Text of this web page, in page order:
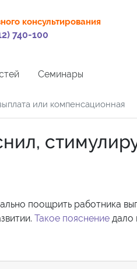
консультирования
740-100
Семинары
или компенсационная
поощрить работника
Такое пояснение дало